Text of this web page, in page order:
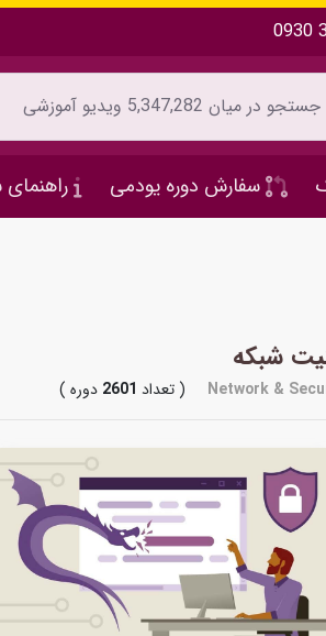
0930
سفارش دوره یودمی
شبکه
Network & ( تعداد 2601 دوره )